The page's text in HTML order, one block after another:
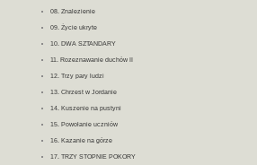
08. Znalezienie
09. Życie ukryte
10. DWA SZTANDARY
11. Rozeznawanie duchów II
12. Trzy pary ludzi
13. Chrzest w Jordanie
14. Kuszenie na pustyni
15. Powołanie uczniów
16. Kazanie na górze
17. TRZY STOPNIE POKORY